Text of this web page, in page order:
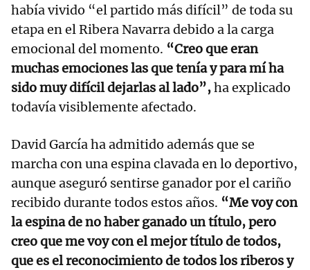
había vivido “el partido más difícil” de toda su
etapa en el Ribera Navarra debido a la carga
emocional del momento. “Creo que eran
muchas emociones las que tenía y para mí ha
sido muy difícil dejarlas al lado”,ha explicado
todavía visiblemente afectado.
David García ha admitido además que se
marcha con una espina clavada en lo deportivo,
aunque aseguró sentirse ganador por el cariño
recibido durante todos estos años. “Me voy con
la espina de no haber ganado un título, pero
creo que me voy con el mejor título de todos,
que es el reconocimiento de todos los riberos y